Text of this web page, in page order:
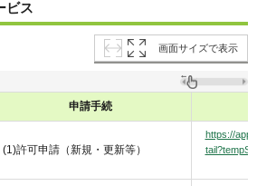
ビス
画面サイズで表示
申請手続
(1)許可申請（新規・更新等）
https://